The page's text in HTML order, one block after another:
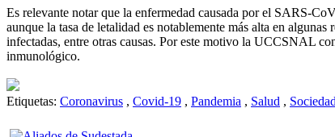
Es relevante notar que la enfermedad causada por el SARS-
aunque la tasa de letalidad es notablemente más alta en
infectadas, entre otras causas. Por este motivo la UCCSNAL
inmunológico.
Etiquetas: Coronavirus , Covid-19 , Pandemia , Salud , Sociedad